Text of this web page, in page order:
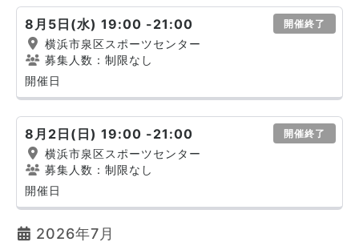
8月5日(水) 19:00 -21:00 開催終了
横浜市泉区スポーツセンター
募集人数：制限なし
開催日
8月2日(日) 19:00 -21:00 開催終了
横浜市泉区スポーツセンター
募集人数：制限なし
開催日
2026年7月